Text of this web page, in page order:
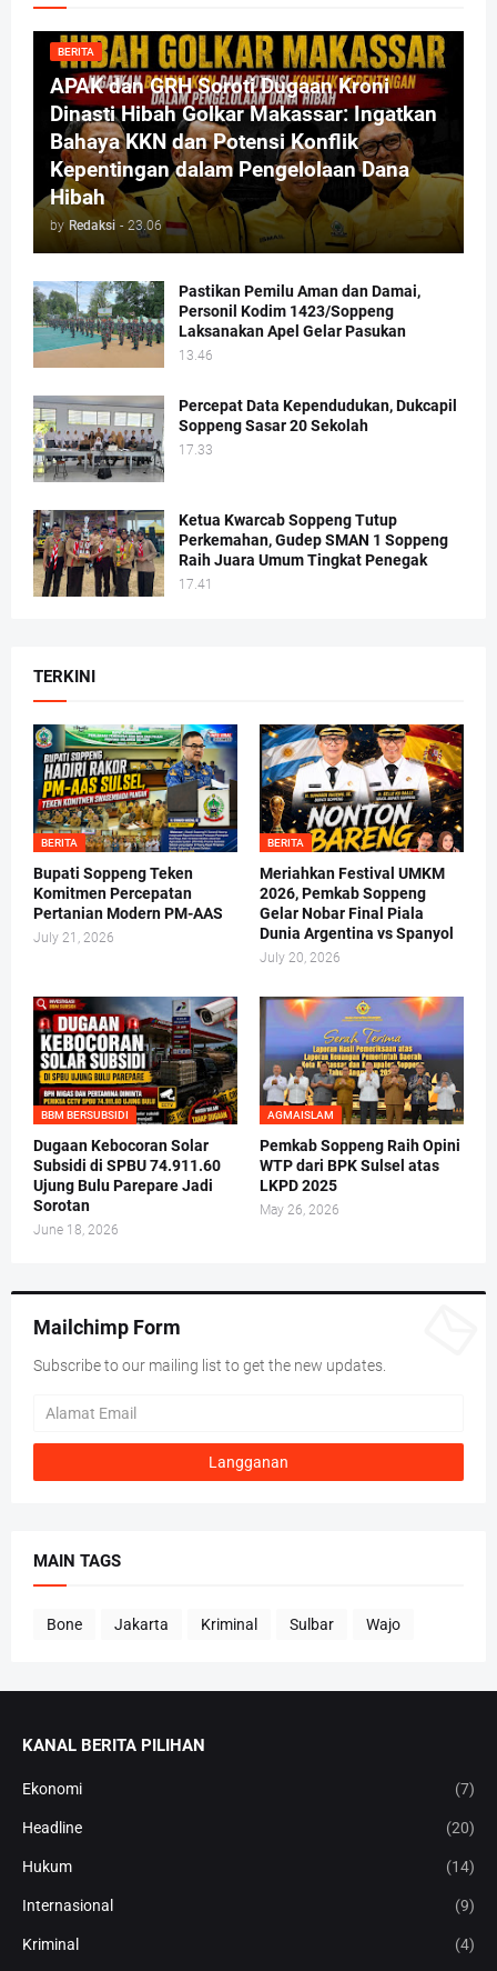
BERITA
APAK dan GRH Soroti Dugaan Kroni
Dinasti Hibah Golkar Makassar: Ingatkan
Bahaya KKN dan Potensi Konflik
Kepentingan dalam Pengelolaan Dana
Hibah
by Redaksi - 23.06
Pastikan Pemilu Aman dan Damai,
Personil Kodim 1423/Soppeng
Laksanakan Apel Gelar Pasukan
13.46
Percepat Data Kependudukan, Dukcapil
Soppeng Sasar 20 Sekolah
17.33
Ketua Kwarcab Soppeng Tutup
Perkemahan, Gudep SMAN 1 Soppeng
Raih Juara Umum Tingkat Penegak
17.41
TERKINI
BERITA
Bupati Soppeng Teken
Komitmen Percepatan
Pertanian Modern PM-AAS
July 21, 2026
BERITA
Meriahkan Festival UMKM
2026, Pemkab Soppeng
Gelar Nobar Final Piala
Dunia Argentina vs Spanyol
July 20, 2026
BBM BERSUBSIDI
Dugaan Kebocoran Solar
Subsidi di SPBU 74.911.60
Ujung Bulu Parepare Jadi
Sorotan
June 18, 2026
AGMAISLAM
Pemkab Soppeng Raih Opini
WTP dari BPK Sulsel atas
LKPD 2025
May 26, 2026
Mailchimp Form
Subscribe to our mailing list to get the new updates.
MAIN TAGS
Bone Jakarta Kriminal Sulbar Wajo
KANAL BERITA PILIHAN
Ekonomi (7)
Headline (20)
Hukum (14)
Internasional (9)
Kriminal (4)